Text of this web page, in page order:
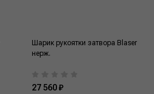
Шарик рукоятки затвора Blaser
нерж.
27 560 ₽